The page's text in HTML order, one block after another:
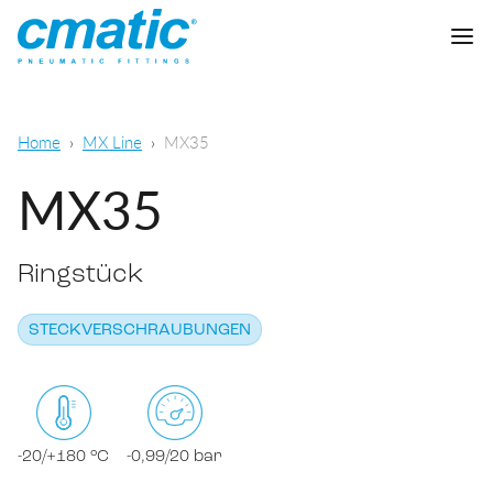
Steckverschraubungen
Schnellverschraubungen
Schneidringverschraubungen
Standardverschraubungen
Lebensmittel- und chemisch-
pharmazeutischer Sektor
Cmatic Lab
Qualität
Vertriebsnetz
Download
KATALOG DOWNLOADEN
Home MX Line MX35
MX35
Ringstück
STECKVERSCHRAUBUNGEN
-20/+180 °C -0,99/20 bar